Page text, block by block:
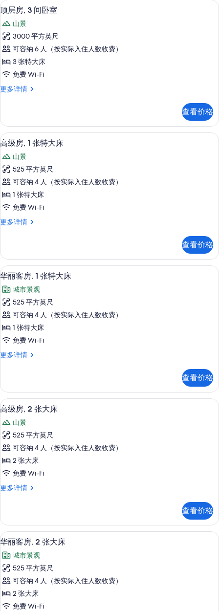
的
所
有
照
片
室
(Strip
View)
更
多
信
息
显
示
顶
层
房,
3
间
卧
的
所
有
照
片
高档床上用品、客房内保险箱、办公
7
顶层房, 3 间卧室
山景
3000 平方英尺
可容纳 6 人（按实际入住人数收费）
3 张特大床
免费 Wi-Fi
更多详情
顶
间
卧
室
多
信
息
查看价格
显
示
高
级
房,
1
张
特
床
的
所
有
照
片
高级房, 1 张特大床 | 高档床上用品、
4
高级房, 1 张特大床
山景
525 平方英尺
可容纳 4 人（按实际入住人数收费）
1 张特大床
免费 Wi-Fi
更多详情
高
张
特
大
更
多
信
息
查看价格
显
示
华
丽
客
房,
张
大
床
的
所
有
照
片
3
华丽客房, 1 张特大床
城市景观
525 平方英尺
可容纳 4 人（按实际入住人数收费）
1 张特大床
免费 Wi-Fi
更多详情
华
1
张
特
床
更
多
信
息
查看价格
显
示
高
级
房,
2
张
大
的
所
有
照
片
高级房, 2 张大床 | 高档床上用品、客
4
高级房, 2 张大床
山景
525 平方英尺
可容纳 4 人（按实际入住人数收费）
2 张大床
免费 Wi-Fi
更多详情
高
张
大
床
多
信
息
查看价格
显
示
华
丽
客
房,
4
华丽客房, 2 张大床
城市景观
525 平方英尺
可容纳 4 人（按实际入住人数收费）
2 张大床
免费 Wi-Fi